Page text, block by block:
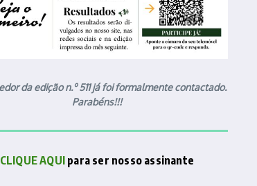
da edição n.º 511 já foi formalmente contactado.
Parabéns!!!
CLIQUE AQUI para ser nosso assinante